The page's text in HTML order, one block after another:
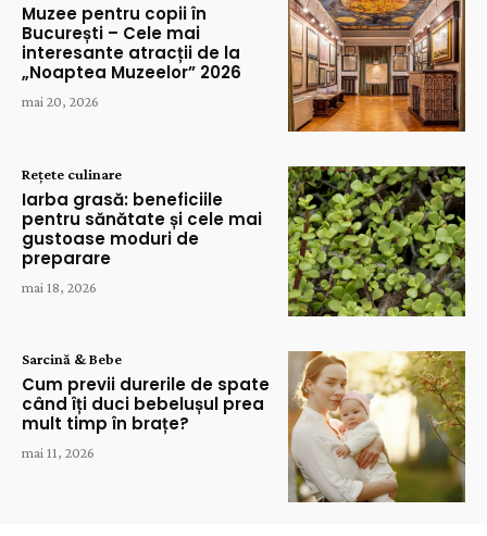
Muzee pentru copii în
București – Cele mai
interesante atracții de la
„Noaptea Muzeelor” 2026
mai 20, 2026
Rețete culinare
Iarba grasă: beneficiile
pentru sănătate și cele mai
gustoase moduri de
preparare
mai 18, 2026
Sarcină & Bebe
Cum previi durerile de spate
când îți duci bebelușul prea
mult timp în brațe?
mai 11, 2026